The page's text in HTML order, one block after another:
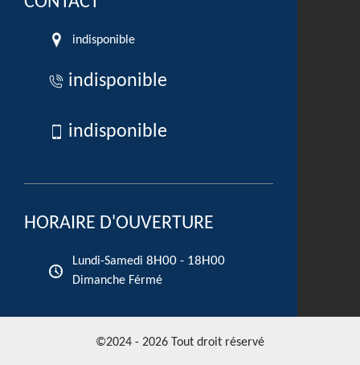
indisponible
indisponible
indisponible
HORAIRE D'OUVERTURE
Lundi-Samedi 8H00 - 18H00
Dimanche Férmé
©2024 - 2026 Tout droit réservé